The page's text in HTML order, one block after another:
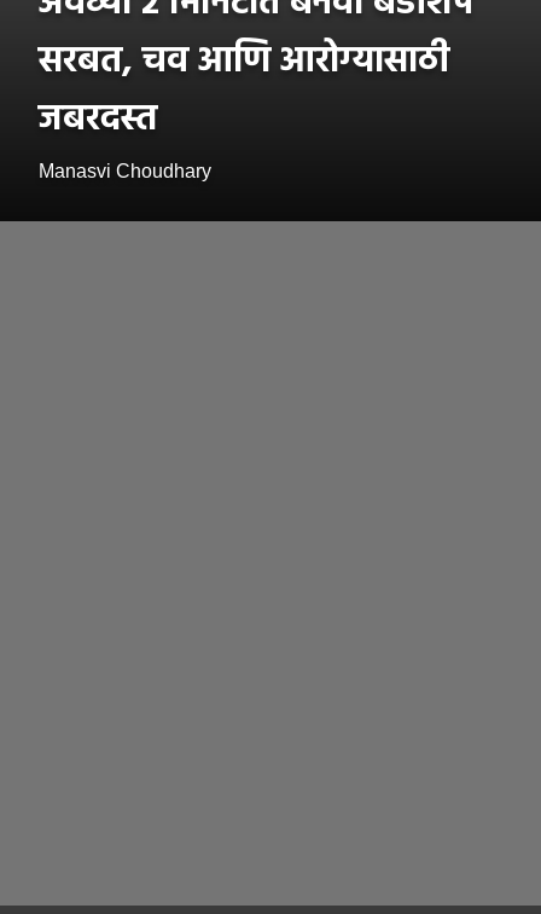
सरबत, चव आणि आरोग्यासाठी
जबरदस्त
Manasvi Choudhary